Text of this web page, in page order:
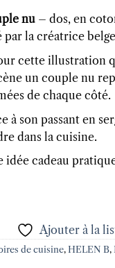
nu– dos, en
par la créatrice
cette illustration
un couple nu
de chaque côté.
à son passant en
dans la cuisine.
idée cadeau
Ajouter à la
de cuisine, HELEN B,